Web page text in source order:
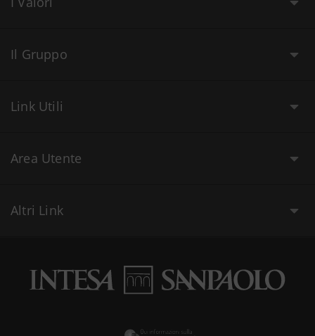
Il Gruppo
Link Utili
Area Utente
Altri Link